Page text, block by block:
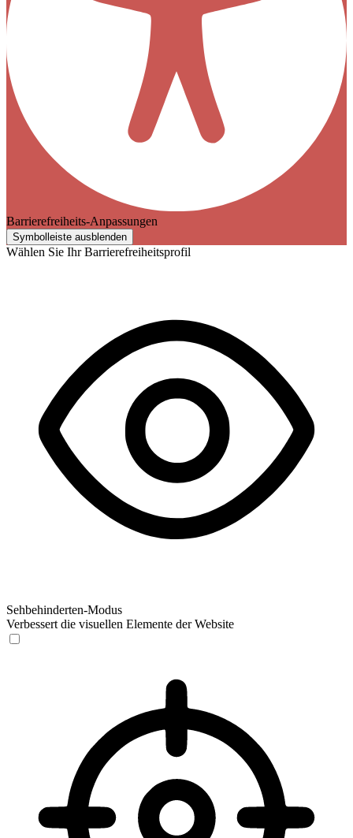
Barrierefreiheits-Anpassungen
Symbolleiste ausblenden
Wählen Sie Ihr Barrierefreiheitsprofil
Sehbehinderten-Modus
Verbessert die visuellen Elemente der Website